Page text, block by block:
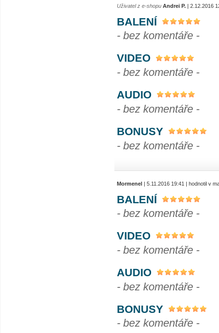
Uživatel z e-shopu Andrei P. | 2.12.2016
BALENÍ
- bez komentáře -
VIDEO
- bez komentáře -
AUDIO
- bez komentáře -
BONUSY
- bez komentáře -
Mormenel | 5.11.2016 19:41 | hodnotil v
BALENÍ
- bez komentáře -
VIDEO
- bez komentáře -
AUDIO
- bez komentáře -
BONUSY
- bez komentáře -